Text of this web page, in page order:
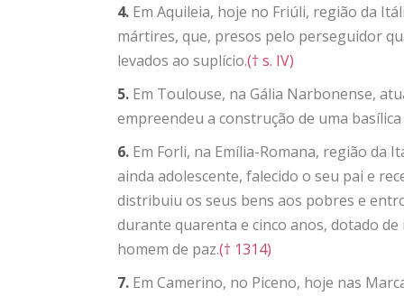
4. Em Aquileia, hoje no Friúli, região da
mártires, que, presos pelo perseguidor
levados ao suplício.(† s. IV)
5. Em Toulouse, na Gália Narbonense,
empreendeu a construção de uma
6. Em Forli, na Emília-Romana, região da
ainda adolescente, falecido o seu pai e
distribuiu os seus bens aos pobres e
durante quarenta e cinco anos, dotado
homem de paz.(† 1314)
7. Em Camerino, no Piceno, hoje nas